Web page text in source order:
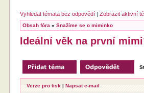
Vyhledat témata bez odpovědí |Zobrazit aktivní
Obsah fóra »Snažíme se o miminko
Ideální věk na první
Verze pro tisk |Napsat e-mail